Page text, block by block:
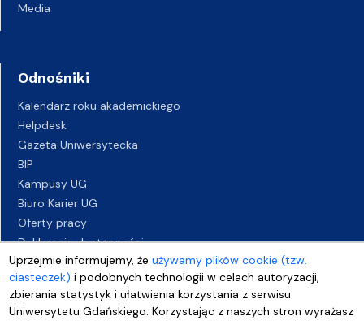
Uprzejmie informujemy, żeużywamy plików cookie (tzw.
ciasteczek) i podobnych technologii w celach autoryzacji,
zbierania statystyk i ułatwienia korzystania z serwisu
Uniwersytetu Gdańskiego. Korzystając z naszych stron wyrażasz
Media
Odnośniki
Kalendarz roku akademickiego
Helpdesk
Gazeta Uniwersytecka
BIP
Kampusy UG
Biuro Karier UG
Oferty pracy
Deklaracja dostępności